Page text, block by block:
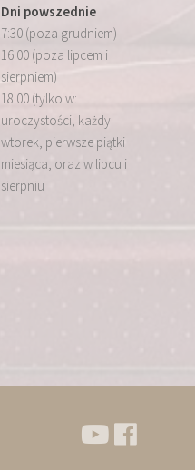
Dni powszednie
7:30 (poza grudniem)
16:00 (poza lipcem i
sierpniem)
18:00 (tylko w:
uroczystości, każdy
wtorek, pierwsze piątki
miesiąca, oraz w lipcu i
sierpniu